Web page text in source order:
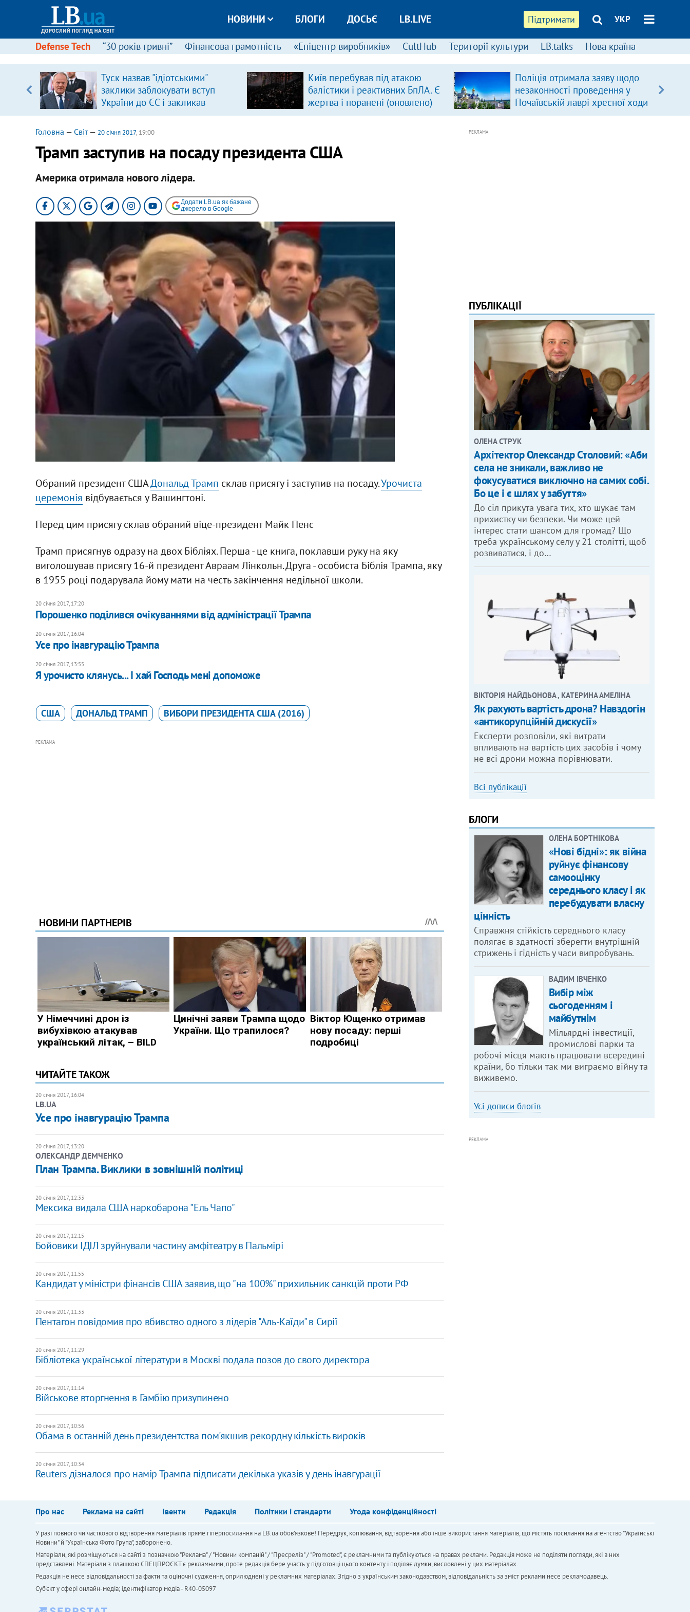
Підтримати УКР
НОВИНИ БЛОГИ ДОСЬЄ LB.LIVE
Defense Tech “30 років гривні” Фінансова грамотність «Епіцентр виробників» CultHub Території культури LB.talks Нова країна
Туск назвав "ідіотськими"
заклики заблокувати вступ
України до ЄС і закликав
припинити антиукраїнську
риторику
Київ перебував під атакою
балістики і реактивних БпЛА. Є
жертва і поранені (оновлено)
Поліція отримала заяву щодо
незаконності проведення у
Почаївській лаврі хресної ходи
Головна — Світ— 20 січня 2017, 19:00
Трамп заступив на посаду президента США
Америка отримала нового лідера.
Додати LB.ua як бажане
джерело в Google
Обраний президент СШАДональд Трамп склав присягу і заступив на посаду.Урочиста
церемонія відбувається у Вашингтоні.
Перед цим присягу склав обраний віце-президент Майк Пенс
Трамп присягнув одразу на двох Бібліях. Перша - це книга, поклавши руку на яку
виголошував присягу 16-й президент Авраам Лінкольн. Друга - особиста Біблія Трампа, яку
в 1955 році подарувала йому мати на честь закінчення недільної школи.
20 січня 2017, 17:20
Порошенко поділився очікуваннями від адміністрації Трампа
20 січня 2017, 16:04
Усе про інавгурацію Трампа
20 січня 2017, 13:55
Я урочисто клянусь... І хай Господь мені допоможе
США ДОНАЛЬД ТРАМП ВИБОРИ ПРЕЗИДЕНТА США (2016)
РЕКЛАМА
ЧИТАЙТЕ ТАКОЖ
20 січня 2017, 16:04
LB.UA
Усе про інавгурацію Трампа
20 січня 2017, 13:20
ОЛЕКСАНДР ДЕМЧЕНКО
План Трампа. Виклики в зовнішній політиці
20 січня 2017, 12:33
Мексика видала США наркобарона "Ель Чапо"
20 січня 2017, 12:15
Бойовики ІДІЛ зруйнували частину амфітеатру в Пальмірі
20 січня 2017, 11:55
Кандидат у міністри фінансів США заявив, що "на 100%" прихильник санкцій проти РФ
20 січня 2017, 11:33
Пентагон повідомив про вбивство одного з лідерів "Аль-Каїди" в Сирії
20 січня 2017, 11:29
Бібліотека української літератури в Москві подала позов до свого директора
20 січня 2017, 11:14
Військове вторгнення в Гамбію призупинено
20 січня 2017, 10:56
Обама в останній день президентства пом'якшив рекордну кількість вироків
20 січня 2017, 10:34
Reuters дізналося про намір Трампа підписати декілька указів у день інавгурації
РЕКЛАМА
ПУБЛІКАЦІЇ
ОЛЕНА СТРУК
Архітектор Олександр Столовий: «Аби
села не зникали, важливо не
фокусуватися виключно на самих собі.
Бо це і є шлях у забуття»
До сіл прикута увага тих, хто шукає там
прихистку чи безпеки. Чи може цей
інтерес стати шансом для громад? Що
треба українському селу у 21 столітті, щоб
розвиватися, і до…
ВІКТОРІЯ НАЙДЬОНОВА , КАТЕРИНА АМЕЛІНА
Як рахують вартість дрона? Навздогін
«антикорупційній дискусії»
Експерти розповіли, які витрати
впливають на вартість цих засобів і чому
не всі дрони можна порівнювати.
Всі публікації
БЛОГИ
ОЛЕНА БОРТНІКОВА
«Нові бідні»: як війна
руйнує фінансову
самооцінку
середнього класу і як
перебудувати власну
цінність
Справжня стійкість середнього класу
полягає в здатності зберегти внутрішній
стрижень і гідність у часи випробувань.
ВАДИМ ІВЧЕНКО
Вибір між
сьогоденням і
майбутнім
Мільярдні інвестиції,
промислові парки та
робочі місця мають працювати всередині
країни, бо тільки так ми виграємо війну та
виживемо.
Усі дописи блогів
РЕКЛАМА
Про нас Реклама на сайті Івенти Редакція Політики і стандарти Угода конфіденційності
У разі повного чи часткового відтворення матеріалів пряме гіперпосилання на LB.ua обов'язкове! Передрук, копіювання, відтворення або інше використання матеріалів, що містять посилання на агентство "Українськi
Новини" й "Українська Фото Група", заборонено.
Матеріали, які розміщуються на сайті з позначкою "Реклама" / "Новини компаній" / "Пресреліз" / "Promoted", є рекламними та публікуються на правах реклами. Редакція може не поділяти погляди, які в них
представлені. Матеріали з плашкою СПЕЦПРОЄКТ є рекламними, проте редакція бере участь у підготовці цього контенту і поділяє думки, висловлені у цих матеріалах.
Редакція не несе відповідальності за факти та оціночні судження, оприлюднені у рекламних матеріалах. Згідно з українським законодавством, відповідальність за зміст реклами несе рекламодавець.
Cуб'єкт у сфері онлайн-медіа; ідентифікатор медіа - R40-05097